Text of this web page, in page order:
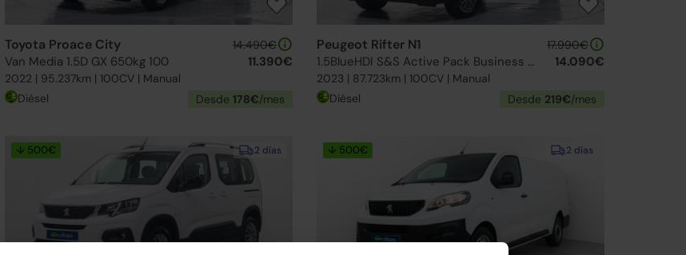
Toyota Proace City
Van Media 1.5D GX 650kg 100
2022 | 95.237km | 100CV | Manual
14.490€
11.390€
Diésel Desde 178€/mes
Peugeot Rifter N1
1.5BlueHDI S&S Active Pack Business Standard 100
2023 | 87.723km | 100CV | Manual
17.990€
14.090€
Diésel Desde 219€/mes
2 días
↓ 500€ 2 días
↓ 500€